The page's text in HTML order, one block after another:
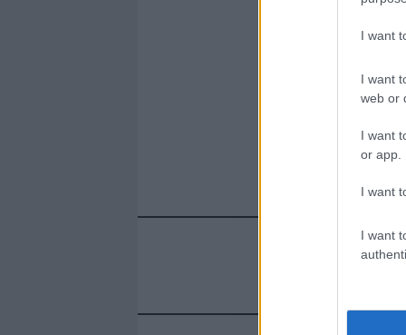
I want
I want
web or
I want
or app.
I want
I want